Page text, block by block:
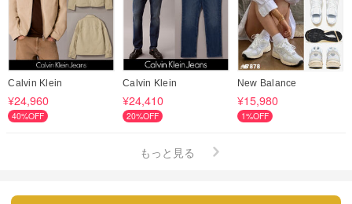
Calvin Klein
¥24,960
40%OFF
Calvin Klein
¥24,410
20%OFF
New Balance
¥15,980
1%OFF
もっと見る